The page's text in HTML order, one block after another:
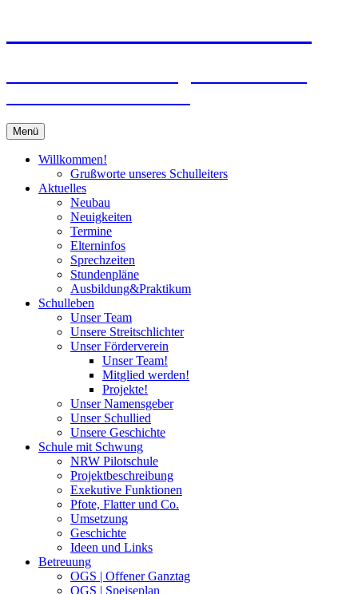
Menü
Willkommen!
Grußworte unseres Schulleiters
Aktuelles
Neubau
Neuigkeiten
Termine
Elterninfos
Sprechzeiten
Stundenpläne
Ausbildung&Praktikum
Schulleben
Unser Team
Unsere Streitschlichter
Unser Förderverein
Unser Team!
Mitglied werden!
Projekte!
Unser Namensgeber
Unser Schullied
Unsere Geschichte
Schule mit Schwung
NRW Pilotschule
Projektbeschreibung
Exekutive Funktionen
Pfote, Flatter und Co.
Umsetzung
Geschichte
Ideen und Links
Betreuung
OGS | Offener Ganztag
OGS | Speiseplan